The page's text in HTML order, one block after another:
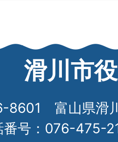
滑川市
8601 富山県滑
番号：076-475-